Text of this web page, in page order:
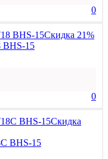
0
Скидка 21%
BHS-15
0
Скидка
BHS-15